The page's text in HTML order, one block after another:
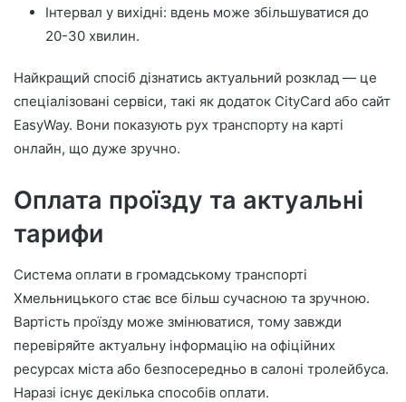
Інтервал у вихідні: вдень може збільшуватися до
20-30 хвилин.
Найкращий спосіб дізнатись актуальний розклад — це
спеціалізовані сервіси, такі як додаток CityCard або сайт
EasyWay. Вони показують рух транспорту на карті
онлайн, що дуже зручно.
Оплата проїзду та актуальні
тарифи
Система оплати в громадському транспорті
Хмельницького стає все більш сучасною та зручною.
Вартість проїзду може змінюватися, тому завжди
перевіряйте актуальну інформацію на офіційних
ресурсах міста або безпосередньо в салоні тролейбуса.
Наразі існує декілька способів оплати.